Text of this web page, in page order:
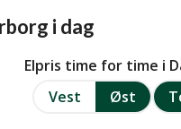
i dag
Elpris time for time i
Vest
Øst